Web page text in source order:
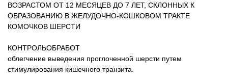
ВОЗРАСТОМ ОТ 12 МЕСЯЦЕВ ДО 7 ЛЕТ, СКЛОННЫХ К
ОБРАЗОВАНИЮ В ЖЕЛУДОЧНО-КОШКОВОМ ТРАКТЕ
КОМОЧКОВ ШЕРСТИ
КОНТРОЛЬОБРАБОТ
облегчение выведения проглоченной шерсти путем
стимулирования кишечного транзита.
Товары для людей
Популярные зоотовары